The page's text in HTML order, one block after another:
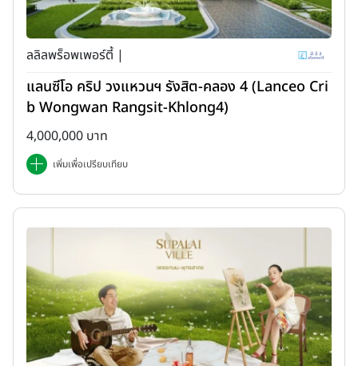
1. มิติด้านพื้นที่และการจัดการ (Space &
Maintenance)
พื้นที่ใช้สอย (Space)
บ้านเดี่ยว :
มอบอิสระสูงสุดในการออกแบบและต่อเติมพื้นที่ คุณ
สามารถเนรมิตห้องเก็บไวน์ใต้ดิน แกลเลอรีส่วนตัวสำหรับจัดแสดง
รถซูเปอร์คาร์ หรือสวนสไตล์อังกฤษขนาดย่อมได้อย่างไร้ข้อจำกัด
พื้นที่ที่กว้างขวางยังเอื้อต่อการอยู่อาศัยของครอบครัวขยายและสัตว์
เลี้ยง
ลลิลพร็อพเพอร์ตี้ |
แลนซีโอ คริป วงแหวนฯ รังสิต-คลอง 4 (Lanceo Cri
b Wongwan Rangsit-Khlong4)
4,000,000 บาท
เพิ่มเพื่อเปรียบเทียบ